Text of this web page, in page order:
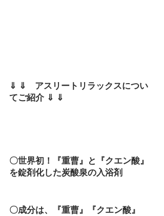
⇓ ⇓　アスリートリラックスについ
てご紹介 ⇓ ⇓
〇世界初！『重曹』と『クエン酸』
を錠剤化した炭酸泉の入浴剤
〇成分は、『重曹』『クエン酸』